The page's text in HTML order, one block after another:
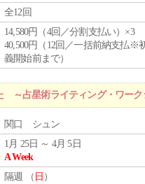
全12回
14,580円（4回／分割支払い）×3
40,500円（12回／一括前納支払※
義開始前まで）
～占星術ライティング・ワー
関口 シュン
1月 25日 ～ 4月 5日
A Week
隔週 （ 日 ）